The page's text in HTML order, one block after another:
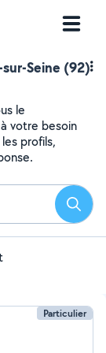
Seine (92)
le
votre besoin
profils,
Particulier